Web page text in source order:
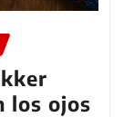
los ojos